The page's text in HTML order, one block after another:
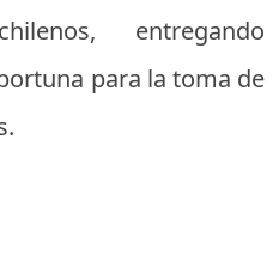
entregando
para la toma de